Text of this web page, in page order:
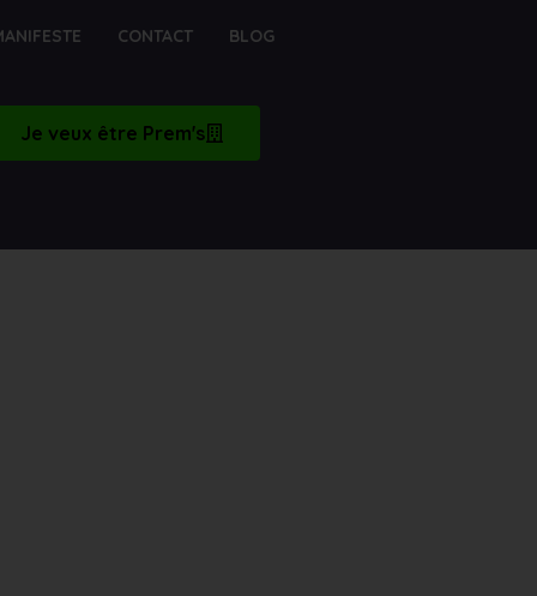
CONTACT BLOG
Je veux être Prem's